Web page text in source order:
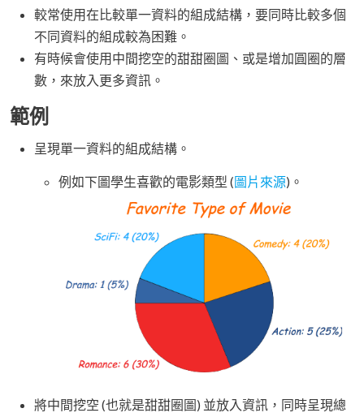
較常使用在比較單一資料的組成結構，要同時比較多個
不同資料的組成較為困難。
有時候會使用中間挖空的甜甜圈圖、或是增加圓圈的層
數，來放入更多資訊。
範例
呈現單一資料的組成結構。
例如下圖學生喜歡的電影類型 (圖片來源)。
將中間挖空 (也就是甜甜圈圖) 並放入資訊，同時呈現總